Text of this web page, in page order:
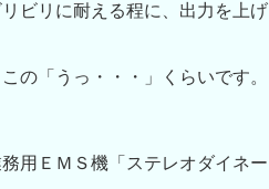
ビリに耐える程に、出力を上げ
の「うっ・・・」くらいです。
用ＥＭＳ機「ステレオダイネー